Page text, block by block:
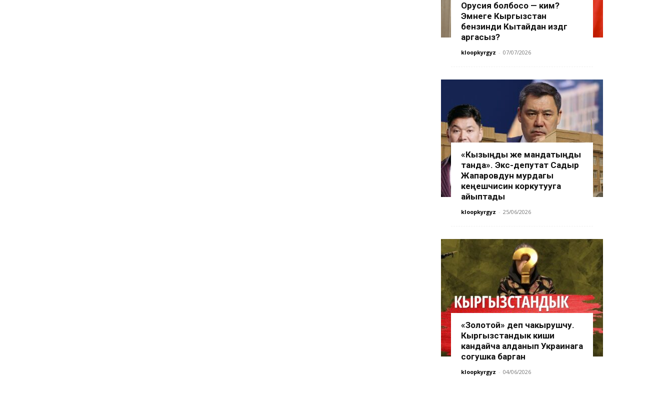
Орусия болбосо — ким?
Эмнеге Кыргызстан
бензинди Кытайдан издөөгө
аргасыз?
kloopkyrgyz - 07/07/2026
«Кызыңды же мандатыңды
танда». Экс-депутат Садыр
Жапаровдун мурдагы
кеңешчисин коркутууга
айыптады
kloopkyrgyz - 25/06/2026
«Золотой» деп чакырушчу.
Кыргызстандык киши
кандайча алданып Украинага
согушка барган
kloopkyrgyz - 04/06/2026